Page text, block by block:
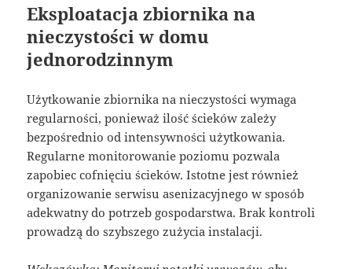
Eksploatacja zbiornika na
nieczystości w domu
jednorodzinnym
Użytkowanie zbiornika na nieczystości wymaga
regularności, ponieważ ilość ścieków zależy
bezpośrednio od intensywności użytkowania.
Regularne monitorowanie poziomu pozwala
zapobiec cofnięciu ścieków. Istotne jest również
organizowanie serwisu asenizacyjnego w sposób
adekwatny do potrzeb gospodarstwa. Brak kontroli
prowadzą do szybszego zużycia instalacji.